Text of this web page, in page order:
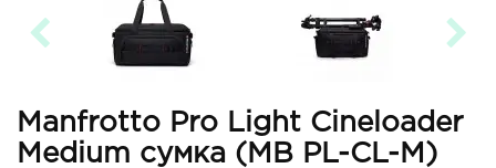
Manfrotto Pro Light Cineloader
Medium сумка (MB PL-CL-M)